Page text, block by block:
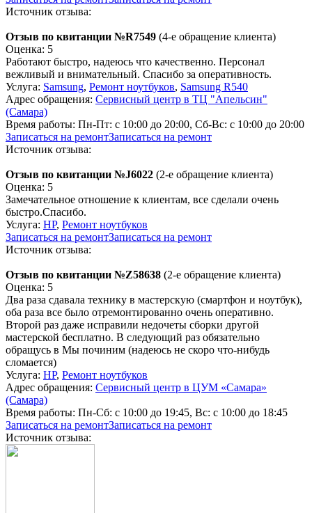
Источник отзыва:
Отзыв по квитанции №R7549 (4-е обращение клиента)
Оценка: 5
Работают быстро, надеюсь что качественно. Персонал
вежливый и внимательный. Спасибо за оперативность.
Услуга: Samsung, Ремонт ноутбуков, Samsung R540
Адрес обращения: Сервисный центр в ТЦ "Апельсин"
(Самара)
Время работы: Пн-Пт: с 10:00 до 20:00, Сб-Вс: с 10:00 до 20:00
Записаться на ремонтЗаписаться на ремонт
Источник отзыва:
Отзыв по квитанции №J6022 (2-е обращение клиента)
Оценка: 5
Замечательное отношение к клиентам, все сделали очень
быстро.Спасибо.
Услуга: HP, Ремонт ноутбуков
Записаться на ремонтЗаписаться на ремонт
Источник отзыва:
Отзыв по квитанции №Z58638 (2-е обращение клиента)
Оценка: 5
Два раза сдавала технику в мастерскую (смартфон и ноутбук),
оба раза все было отремонтированно очень оперативно.
Второй раз даже исправили недочеты сборки другой
мастерской бесплатно. В следующий раз обязательно
обращусь в Мы починим (надеюсь не скоро что-нибудь
сломается)
Услуга: HP, Ремонт ноутбуков
Адрес обращения: Сервисный центр в ЦУМ «Самара»
(Самара)
Время работы: Пн-Сб: с 10:00 до 19:45, Вс: с 10:00 до 18:45
Записаться на ремонтЗаписаться на ремонт
Источник отзыва: